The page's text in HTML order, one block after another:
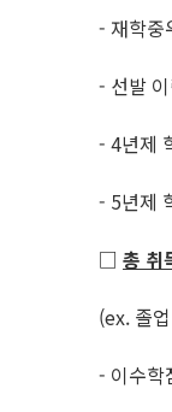
- 재학중
- 선발
- 4년제
- 5년제
□ 총 취
(ex. 졸
- 이수학